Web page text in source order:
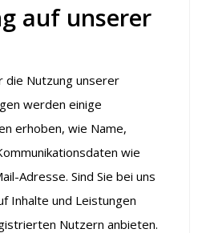
auf unserer
die Nutzung unserer
werden einige
erhoben, wie Name,
wie
Adresse. Sind Sie bei uns
Inhalte und Leistungen
Nutzern anbieten.